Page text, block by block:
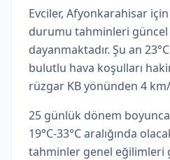
Evciler, Afyonkarahisar
durumu tahminleri
dayanmaktadır. Şu an
bulutlu hava koşulları
rüzgar KB yönünden 4 km/
25 günlük dönem
19°C-33°C aralığında
tahminler genel eğilimleri